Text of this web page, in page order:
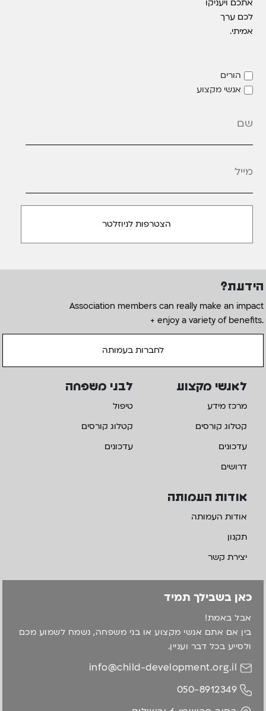
אתכם ויעניקו
לכם ערך
אמיתי.
הורים
אנשי מקצוע
הידעת?
Association members can really make an impact
+ enjoy a variety of benefits.
לחברות בעמותה
אודות העמותה
אודות העמותה
תקנון
יצירת קשר
לאנשי מקצוע
מרכז מידע
קטלוג קורסים
עדכונים
דרושים
לבני משפחה
טיפול
קטלוג קורסים
עדכונים
כאן בשבילך תמיד
אבל באמת!
בין אם אתם אנשי מקצוע או בני משפחה, נשמח לשמוע מכם
ולסייע בכל דבר ועניין.
info@child-development.org.il
050-8912349